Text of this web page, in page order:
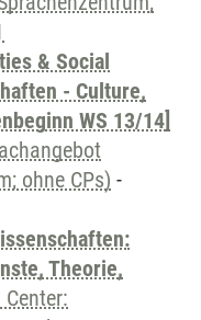
& Social
- Culture,
WS 13/14]
ohne CPs) -
Theorie,